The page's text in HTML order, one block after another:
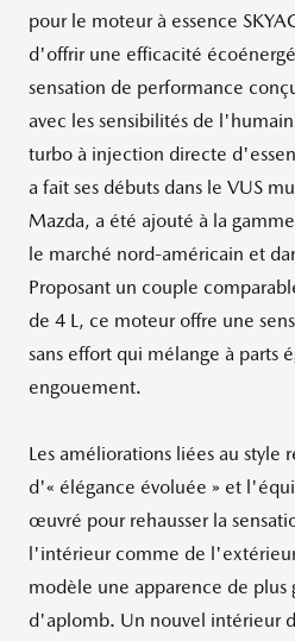
pour le moteur à essence
d'offrir une efficacité
sensation de performance
avec les sensibilités de
turbo à injection directe
a fait ses débuts dans le VUS
Mazda, a été ajouté à la
le marché nord-américain et
Proposant un couple
de 4 L, ce moteur offre une
sans effort qui mélange à parts
engouement.
Les améliorations liées au style
d'« élégance évoluée » et
œuvré pour rehausser la
l'intérieur comme de
modèle une apparence de plus
d'aplomb. Un nouvel intérieur